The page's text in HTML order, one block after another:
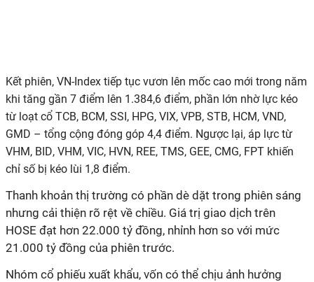
Kết phiên, VN-Index tiếp tục vươn lên mốc cao mới trong năm
khi tăng gần 7 điểm lên 1.384,6 điểm, phần lớn nhờ lực kéo
từ loạt cổ TCB, BCM, SSI, HPG, VIX, VPB, STB, HCM, VND,
GMD – tổng cộng đóng góp 4,4 điểm. Ngược lại, áp lực từ
VHM, BID, VHM, VIC, HVN, REE, TMS, GEE, CMG, FPT khiến
chỉ số bị kéo lùi 1,8 điểm.
Thanh khoản thị trường có phần dè dặt trong phiên sáng
nhưng cải thiện rõ rệt về chiều. Giá trị giao dịch trên
HOSE đạt hơn 22.000 tỷ đồng, nhỉnh hơn so với mức
21.000 tỷ đồng của phiên trước.
Nhóm cổ phiếu xuất khẩu, vốn có thể chịu ảnh hưởng